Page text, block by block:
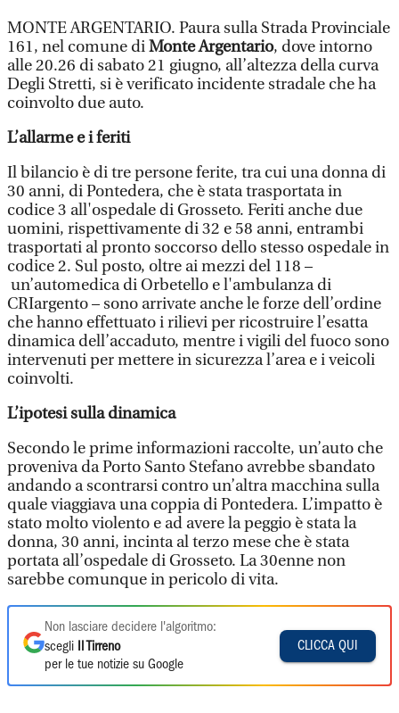
MONTE ARGENTARIO. Paura sulla Strada Provinciale
161, nel comune diMonte Argentario, dove intorno
alle 20.26 di sabato 21 giugno, all’altezza della curva
Degli Stretti, si è verificato incidente stradale che ha
coinvolto due auto.
L’allarme e i feriti
Il bilancio è di tre persone ferite, tra cui una donna di
30 anni, di Pontedera, che è stata trasportata in
codice 3 all'ospedale di Grosseto. Feriti anche due
uomini, rispettivamente di 32 e 58 anni, entrambi
trasportati al pronto soccorso dello stesso ospedale in
codice 2. Sul posto, oltre ai mezzi del 118 –
un’automedica di Orbetello e l'ambulanza di
CRIargento – sono arrivate anche le forze dell’ordine
che hanno effettuato i rilievi per ricostruire l’esatta
dinamica dell’accaduto, mentre i vigili del fuoco sono
intervenuti per mettere in sicurezza l’area e i veicoli
coinvolti.
L’ipotesi sulla dinamica
Secondo le prime informazioni raccolte, un’auto che
proveniva da Porto Santo Stefano avrebbe sbandato
andando a scontrarsi contro un’altra macchina sulla
quale viaggiava una coppia di Pontedera. L’impatto è
stato molto violento e ad avere la peggio è stata la
donna, 30 anni, incinta al terzo mese che è stata
portata all’ospedale di Grosseto. La 30enne non
sarebbe comunque in pericolo di vita.
Non lasciare decidere l'algoritmo:
scegli
Il Tirreno
per le tue notizie su Google
CLICCA QUI